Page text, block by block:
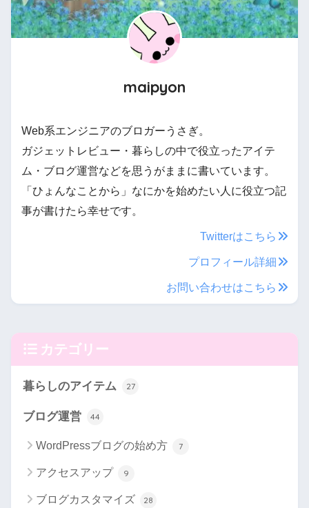
maipyon
Web系エンジニアのブロガーうさぎ。
ガジェットレビュー・暮らしの中で役立ったアイテ
ム・ブログ運営などを思うがままに書いています。
「ひょんなことから」なにかを始めたい人に役立つ記
事が書けたら幸せです。
Twitterはこちら
プロフィール詳細
お問い合わせはこちら
カテゴリー
暮らしのアイテム 27
ブログ運営 44
WordPressブログの始め方 7
アクセスアップ 9
ブログカスタマイズ 28